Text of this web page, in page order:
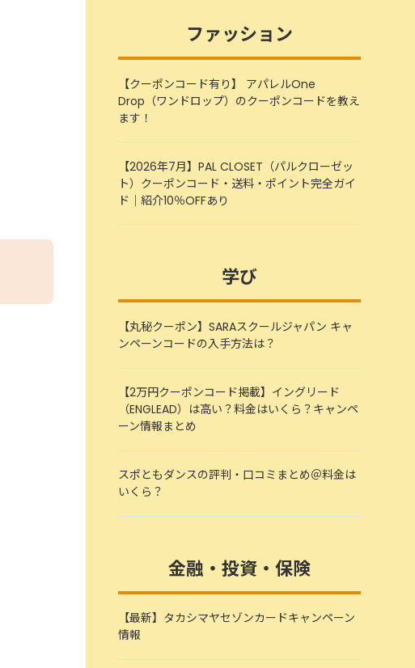
ファッション
【クーポンコード有り】 アパレルOne
Drop（ワンドロップ）のクーポンコードを教え
ます！
【2026年7月】PAL CLOSET（パルクローゼッ
ト）クーポンコード・送料・ポイント完全ガイ
ド｜紹介10％OFFあり
学び
【丸秘クーポン】SARAスクールジャパン キャ
ンペーンコードの入手方法は？
【2万円クーポンコード掲載】イングリード
（ENGLEAD）は高い？料金はいくら？キャンペ
ーン情報まとめ
スポともダンスの評判・口コミまとめ＠料金は
いくら？
金融・投資・保険
【最新】タカシマヤセゾンカードキャンペーン
情報